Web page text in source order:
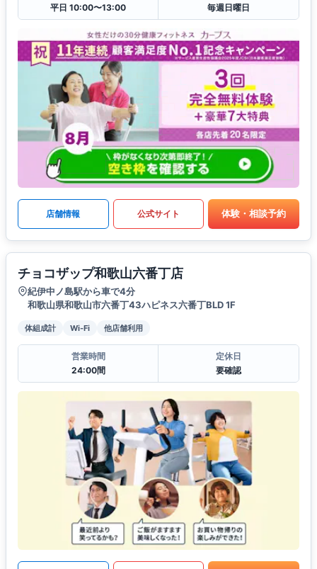
平日 10:00〜13:00
毎週日曜日
店舗情報 公式サイト 体験・相談予約
チョコザップ和歌山六番丁店
紀伊中ノ島駅から車で4分
和歌山県和歌山市六番丁43ハピネス六番丁BLD 1F
体組成計 Wi-Fi 他店舗利用
営業時間
24:00間
定休日
要確認